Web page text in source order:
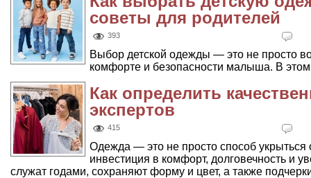
советы для родителей
393
Выбор детской одежды — это не просто
комфорте и безопасности малыша. В
Как определить
экспертов
415
Одежда — это не просто способ укрыться
инвестиция в комфорт, долговечность и
служат годами, сохраняют форму и цвет, а также